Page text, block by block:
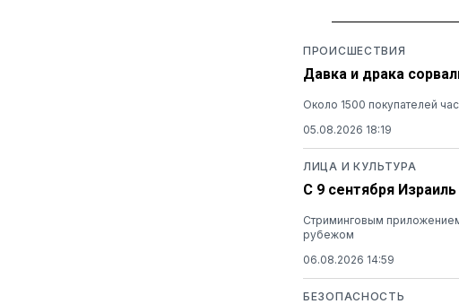
ПРОИСШЕСТВИЯ
Давка и драка
Около 1500 покупателей
05.08.2026 18:19
ЛИЦА И КУЛЬТУРА
С 9 сентября
Стриминговым
рубежом
06.08.2026 14:59
БЕЗОПАСНОСТЬ